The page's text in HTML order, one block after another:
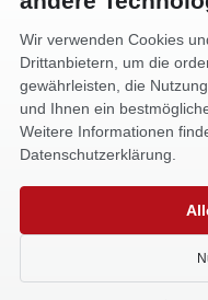
Alfa-Service Hurtienne
Siemensstr. 32
59199 Bönen
+49 (0) 2383 93640
info@alfa-service.com
Whatsapp (no voice
Wir verwenden Cookies
Drittanbietern, um die
gewährleisten, die
und Ihnen ein
Weitere Informationen
Datenschutzerklärung.